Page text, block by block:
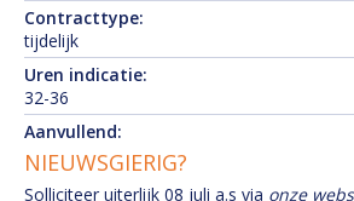
Contracttype:
tijdelijk
Uren indicatie:
32-36
Aanvullend:
NIEUWSGIERIG?
Solliciteer uiterlijk 08 juli a.s via onze